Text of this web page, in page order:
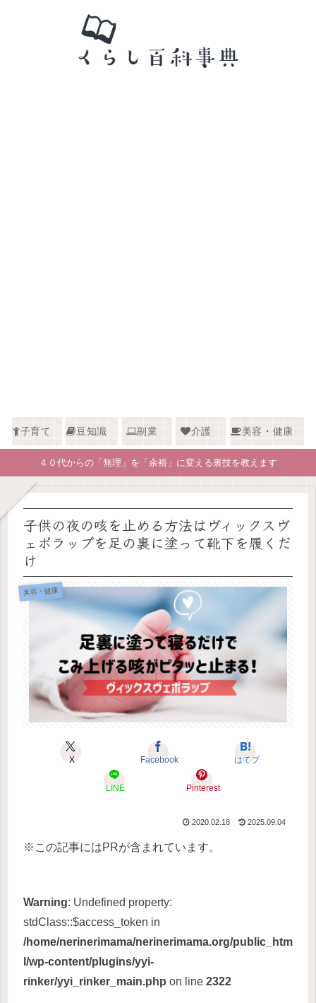
子育て 豆知識 副業 介護 美容・健康
４０代からの「無理」を「余裕」に変える裏技を教えます
子供の夜の咳を止める方法はヴィックスヴ
ェポラップを足の裏に塗って靴下を履くだ
け
美容・健康
X Facebook はてブ
LINE Pinterest
2020.02.18 2025.09.04
※この記事にはPRが含まれています。
Warning: Undefined property:
stdClass::$access_token in
/home/nerinerimama/nerinerimama.org/public_htm
l/wp-content/plugins/yyi-
rinker/yyi_rinker_main.php on line 2322